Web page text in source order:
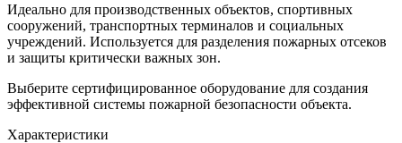
Идеально для производственных объектов, спортивных
сооружений, транспортных терминалов и социальных
учреждений. Используется для разделения пожарных отсеков
и защиты критически важных зон.
Выберите сертифицированное оборудование для создания
эффективной системы пожарной безопасности объекта.
Характеристики